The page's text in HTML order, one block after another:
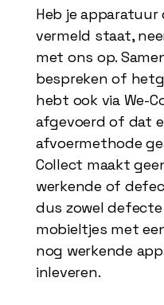
Heb je
vermeld staat,
met ons op.
bespreken of
hebt ook via We-
afgevoerd of dat
afvoermethode
Collect maakt
werkende of
dus zowel
mobieltjes met
nog werkende
inleveren.